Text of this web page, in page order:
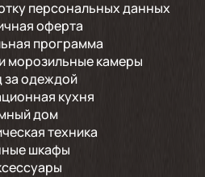
персональных данных
оферта
программа
морозильные камеры
за одеждой
кухня
дом
техника
шкафы